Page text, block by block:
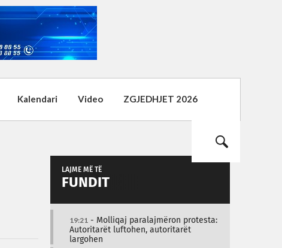
Kalendari Video ZGJEDHJET 2026
LAJME MË TË
FUNDIT
19:21 - Molliqaj paralajmëron protesta:
Autoritarët luftohen, autoritarët
largohen